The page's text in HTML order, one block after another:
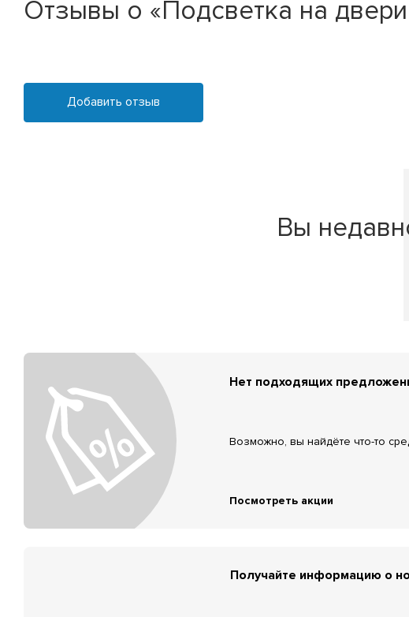
Отзывы о «Подсветка на двери
Добавить отзыв
Вы
Нет подходящих
Возможно, вы найдёте что-то
Посмотреть акции
Получайте информацию о